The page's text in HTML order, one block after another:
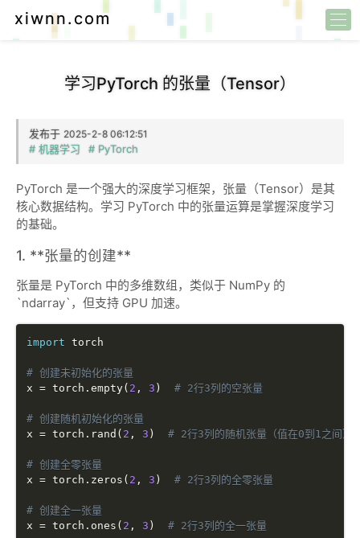
xiwnn.com
学习PyTorch 的张量（Tensor）
发布于 2025-2-8 06:12:51
# 机器学习 # PyTorch
PyTorch 是一个强大的深度学习框架，张量（Tensor）是其
核心数据结构。学习 PyTorch 中的张量运算是掌握深度学习
的基础。
1. **张量的创建**
张量是 PyTorch 中的多维数组，类似于 NumPy 的
`ndarray`，但支持 GPU 加速。
import torch
# 创建未初始化的张量
x = torch . empty( 2 , 3 ) # 2行3列的空张量
# 创建随机初始化的张量
x = torch . rand ( 2 , 3 ) # 2行3列的随机张量（值在0到1之间）
# 创建全零张量
x = torch . zeros ( 2 , 3 ) # 2行3列的全零张量
# 创建全一张量
x = torch . ones ( 2 , 3 ) # 2行3列的全一张量